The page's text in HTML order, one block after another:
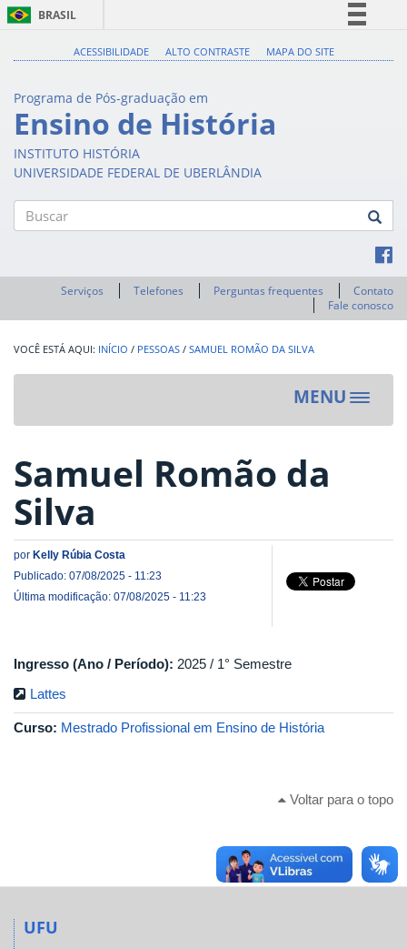
BRASIL
Acesso à informação
ACESSIBILIDADE ALTO CONTRASTE MAPA DO SITE
Programa de Pós-graduação em
Ensino de História
INSTITUTO HISTÓRIA
UNIVERSIDADE FEDERAL DE UBERLÂNDIA
Serviços Telefones Perguntas frequentes
Contato
Fale conosco
INÍCIO / PESSOAS / SAMUEL ROMÃO DA SILVA
MENU
Toggle
Samuel Romão da
Silva
por Kelly Rúbia Costa
Publicado: 07/08/2025 - 11:23
Última modificação: 07/08/2025 - 11:23
Ingresso (Ano / Período): 2025 / 1° Semestre
Lattes
Curso: Mestrado Profissional em Ensino de História
Voltar para o topo
UFU